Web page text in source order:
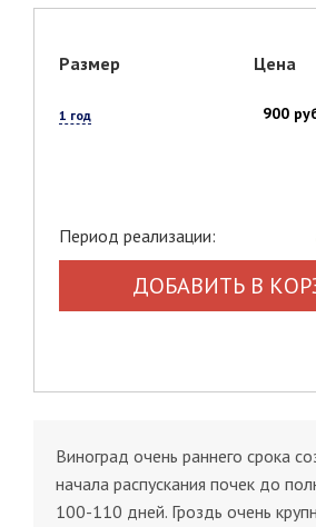
Размер Цена
1 год 900
Период реализации:
ДОБАВИТЬ В
Виноград очень раннего срока
начала распускания почек до
100-110 дней. Гроздь очень